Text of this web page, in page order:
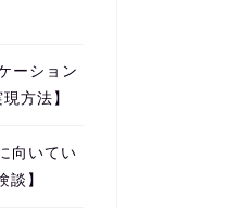
ーション
方法】
向いてい
談】